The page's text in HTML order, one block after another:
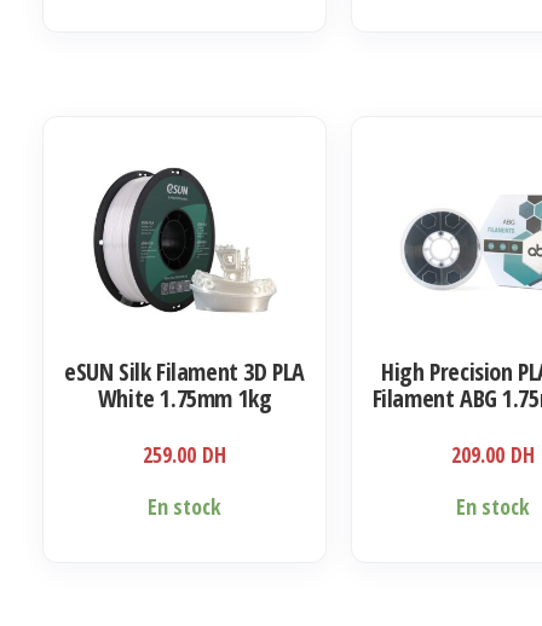
eSUN Silk Filament 3D PLA
White 1.75mm 1kg
259.00 DH
En stock
High Precision
Filament ABG
209.00 DH
En stock